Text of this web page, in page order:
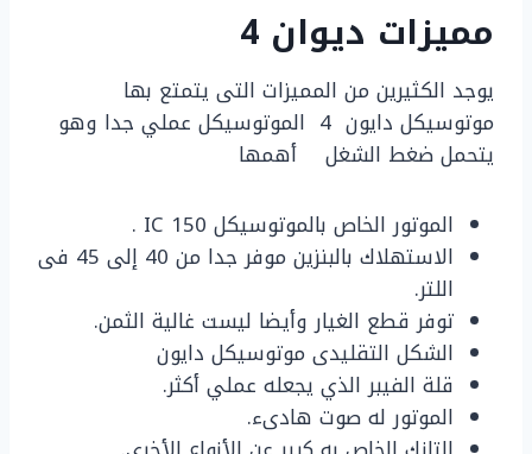
مميزات ديوان 4
يوجد الكثيرين من المميزات التى يتمتع بها
موتوسيكل دايون 4 الموتوسيكل عملي جدا وهو
يتحمل ضغط الشغل
أهمها
الموتور الخاص بالموتوسيكل 150 IC .
الاستهلاك بالبنزين موفر جدا من 40 إلى 45 فى
اللتر.
توفر قطع الغيار وأيضا ليست غالية الثمن.
الشكل التقليدى موتوسيكل دايون
قلة الفيبر الذي يجعله عملي أكثر.
الموتور له صوت هادىء.